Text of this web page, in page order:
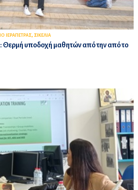
ΙΕΡΑΠΕΤΡΑΣ, ΣΙΚΕΛΙΑ
: Θερμή υποδοχή μαθητών από την από το